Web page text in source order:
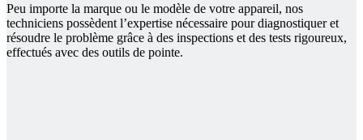
Peu importe la marque ou le modèle de votre appareil, nos
techniciens possèdent l’expertise nécessaire pour diagnostiquer et
résoudre le problème grâce à des inspections et des tests rigoureux,
effectués avec des outils de pointe.